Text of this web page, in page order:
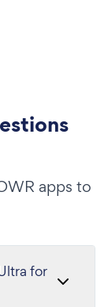
apps to
for